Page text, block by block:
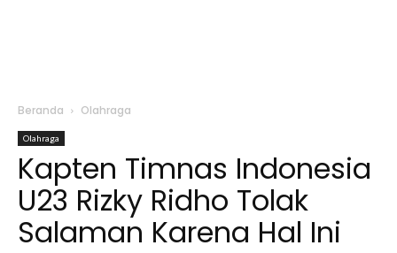
Beranda Olahraga
Olahraga
Kapten Timnas Indonesia
U23 Rizky Ridho Tolak
Salaman Karena Hal Ini